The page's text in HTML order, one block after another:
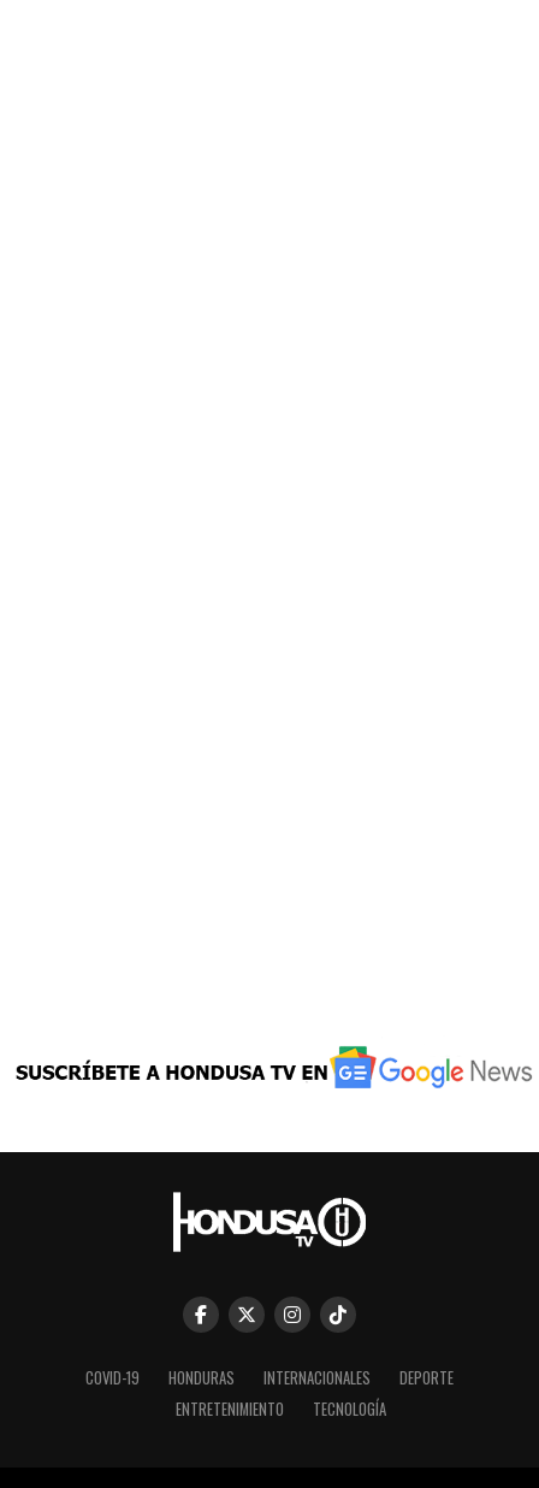
COVID-19 HONDURAS INTERNACIONALES
DEPORTE
ENTRETENIMIENTO
TECNOLOGÍA